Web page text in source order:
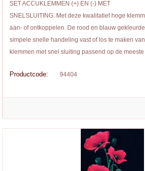
SET ACCUKLEMMEN (+) EN (-) MET
SNELSLUITING. Met deze kwalitatief hoge
aan- of ontkoppelen. De rood en blauw
simpele snelle handeling vast of los te maken
klemmen met snel sluiting passend op de meeste
Productcode: 94404